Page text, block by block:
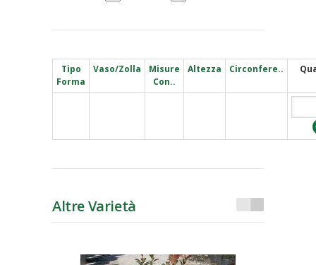
Tipo
Forma
Vaso/Zolla
Misure
Con..
Altezza Circonfere..
Altre Varietà